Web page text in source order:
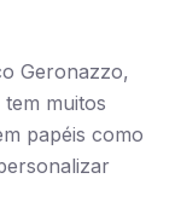
Geronazzo,
muitos
papéis como